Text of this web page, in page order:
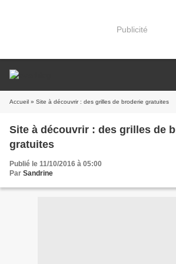
Publicité
Accueil » Site à découvrir : des grilles de broderie gratuites
Site à découvrir : des grilles de
gratuites
Publié le 11/10/2016 à 05:00
Par Sandrine